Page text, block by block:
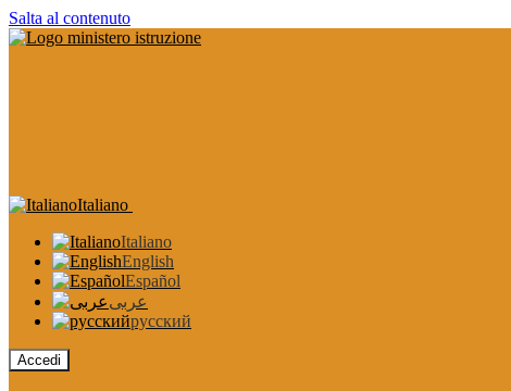
Salta al contenuto
Italiano
Italiano
English
Español
عربى
русский
Accedi